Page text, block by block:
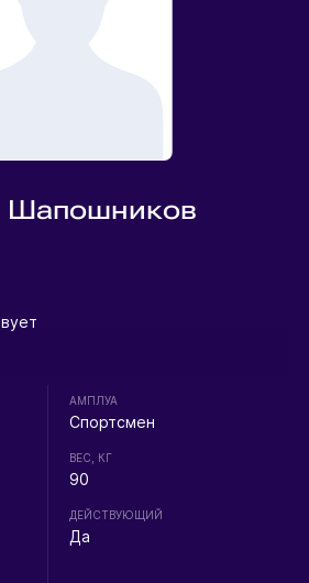
Шапошников
АМПЛУА
Спортсмен
ВЕС, КГ
90
ДЕЙСТВУЮЩИЙ
Да